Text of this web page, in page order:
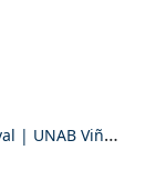
V Congreso de la Sociedad Chilena de la Criósfera